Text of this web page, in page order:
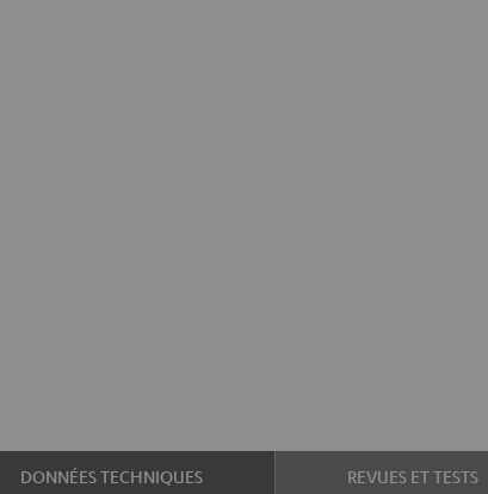
DONNÉES TECHNIQUES REVUES ET TESTS